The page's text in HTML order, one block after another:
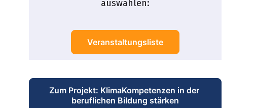
auswählen:
Veranstaltungsliste
Zum Projekt: KlimaKompetenzen in der
beruflichen Bildung stärken